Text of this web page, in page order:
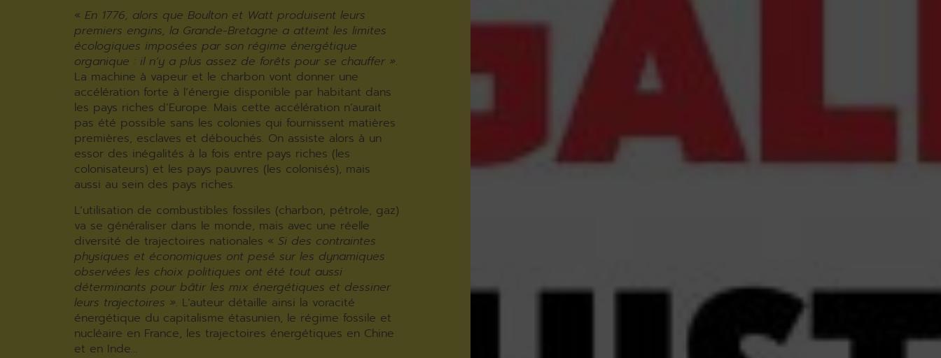
«En 1776, alors que Boulton et Watt produisent leurs
premiers engins, la Grande-Bretagne a atteint les limites
écologiques imposées par son régime énergétique
organique : il n’y a plus assez de forêts pour se chauffer ».
La machine à vapeur et le charbon vont donner une
accélération forte à l’énergie disponible par habitant dans
les pays riches d’Europe. Mais cette accélération n’aurait
pas été possible sans les colonies qui fournissent matières
premières, esclaves et débouchés. On assiste alors à un
essor des inégalités à la fois entre pays riches (les
colonisateurs) et les pays pauvres (les colonisés), mais
aussi au sein des pays riches.
L’utilisation de combustibles fossiles (charbon, pétrole, gaz)
va se généraliser dans le monde, mais avec une réelle
diversité de trajectoires nationales «Si des contraintes
physiques et économiques ont pesé sur les dynamiques
observées les choix politiques ont été tout aussi
déterminants pour bâtir les mix énergétiques et dessiner
leurs trajectoires ». L’auteur détaille ainsi la voracité
énergétique du capitalisme étasunien, le régime fossile et
nucléaire en France, les trajectoires énergétiques en Chine
et en Inde…